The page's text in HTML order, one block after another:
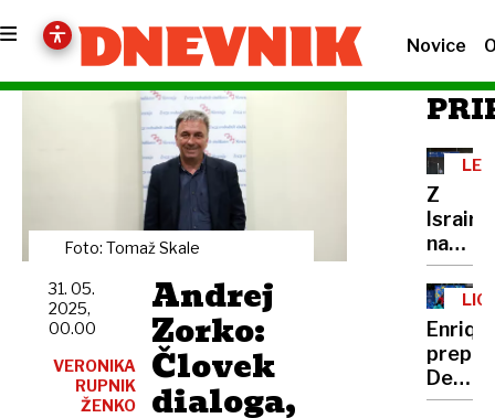
Novice
Foto: Tomaž Skale
Andrej
Zorko:
Človek
dialoga,
31. 05.
2025,
00.00
VERONIKA
RUPNIK
ŽENKO
Z
Israir
na
Brnik
tudi